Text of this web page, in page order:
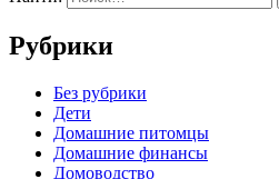
Рубрики
Без рубрики
Дети
Домашние питомцы
Домашние финансы
Домоводство